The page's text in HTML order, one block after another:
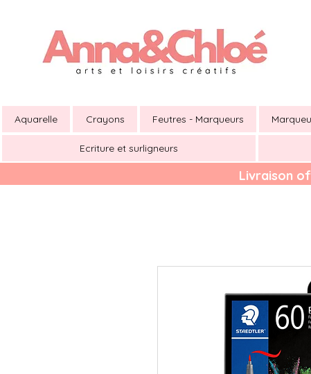
Aquarelle Crayons Feutres - Marqueurs
Ecriture et surligneurs
Livraison